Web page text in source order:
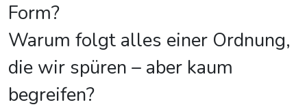
Form?
Warum folgt alles einer Ordnung,
die wir spüren – aber kaum
begreifen?